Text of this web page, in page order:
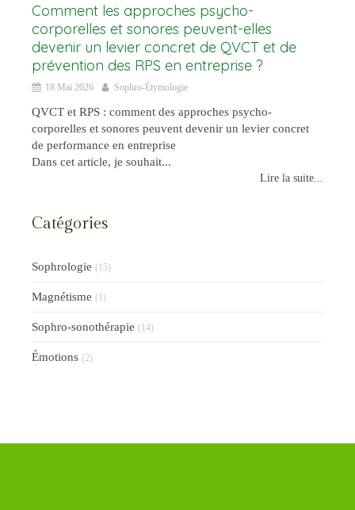
Comment les approches psycho-
corporelles et sonores peuvent-elles
devenir un levier concret de QVCT et de
prévention des RPS en entreprise ?
18 Mai 2026 Sophro-Étymologie
QVCT et RPS : comment des approches psycho-
corporelles et sonores peuvent devenir un levier concret
de performance en entreprise
Dans cet article, je souhait...
Lire la suite...
Catégories
Sophrologie (15)
Magnétisme (1)
Sophro-sonothérapie (14)
Émotions (2)